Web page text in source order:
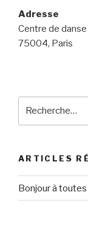
Adresse
Centre de
75004, Paris
ARTICLES
Bonjour à